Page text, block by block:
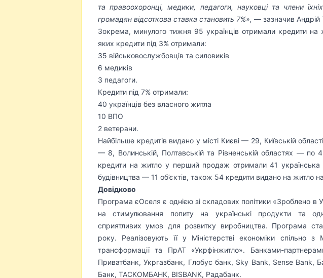
та правоохоронці, медики, педагоги, науковці та члени
громадян відсоткова ставка становить 7%», — зазначив Андрій
Зокрема, минулого тижня 95 українців отримали кредити
яких кредити під 3% отримали:
35 військовослужбовців та силовиків
6 медиків
3 педагоги.
Кредити під 7% отримали:
40 українців без власного житла
10 ВПО
2 ветерани.
Найбільше кредитів видано у місті Києві — 29, Київській
— 8, Волинській, Полтавській та Рівненській областях — по
кредити на житло у перший продаж отримали 41 українська
будівництва — 11 об’єктів, також 54 кредити видано на житло
Довідково
Програма єОселя є однією зі складових політики «Зроблено в
на стимулювання попиту на українські продукти та
сприятливих умов для розвитку виробництва. Програма
року. Реалізовують її у Міністерстві економіки спільно з
трансформації та ПрАТ «Укрфінжитло». Банками-
Приватбанк, Укргазбанк, Глобус банк, Sky Bank, Sense Bank,
Банк, ТАСКОМБАНК, BISBANK, Радабанк.